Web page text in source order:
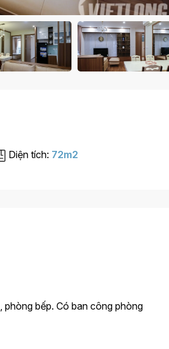
Diện tích: 72m2
phòng bếp. Có ban công phòng